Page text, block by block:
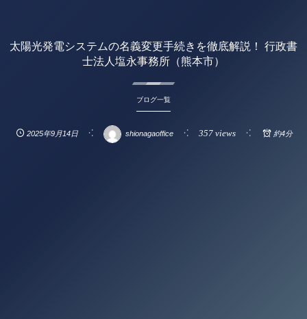
太陽光発電システムの名義変更手続きを徹底解説！ 行政書
士法人塩永事務所（熊本市）
ブログ一覧
2025年9月14日 shionagaoffice 357 views 約4分